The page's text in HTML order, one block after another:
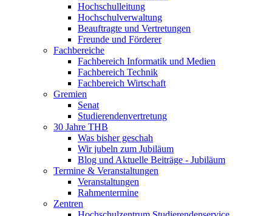
Hochschulleitung
Hochschulverwaltung
Beauftragte und Vertretungen
Freunde und Förderer
Fachbereiche
Fachbereich Informatik und Medien
Fachbereich Technik
Fachbereich Wirtschaft
Gremien
Senat
Studierendenvertretung
30 Jahre THB
Was bisher geschah
Wir jubeln zum Jubiläum
Blog und Aktuelle Beiträge - Jubiläum
Termine & Veranstaltungen
Veranstaltungen
Rahmentermine
Zentren